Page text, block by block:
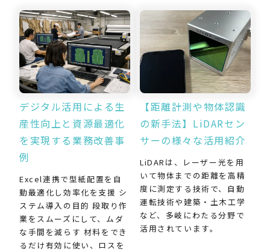
デジタル活用による生
産性向上と資源最適化
を実現する業務改善事
例
Excel連携で型紙配置を自
動最適化し効率化を支援 シ
ステム導入の目的 段取り作
業をスムーズにして、ムダ
な手間を減らす 材料をでき
るだけ有効に使い、ロスを
【距離計測や物体認識
の新手法】LiDARセン
サーの様々な活用紹介
LiDARは、レーザー光を用
いて物体までの距離を高精
度に測定する技術で、自動
運転技術や建築・土木工学
など、多岐にわたる分野で
活用されています。